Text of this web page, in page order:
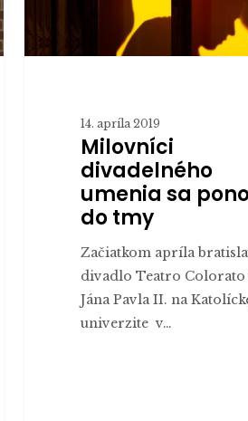
14. apríla 2019
Milovníci
divadelného
umenia sa
do tmy
Začiatkom apríla
divadlo Teatro Colorato
Jána Pavla II. na
univerzite v…